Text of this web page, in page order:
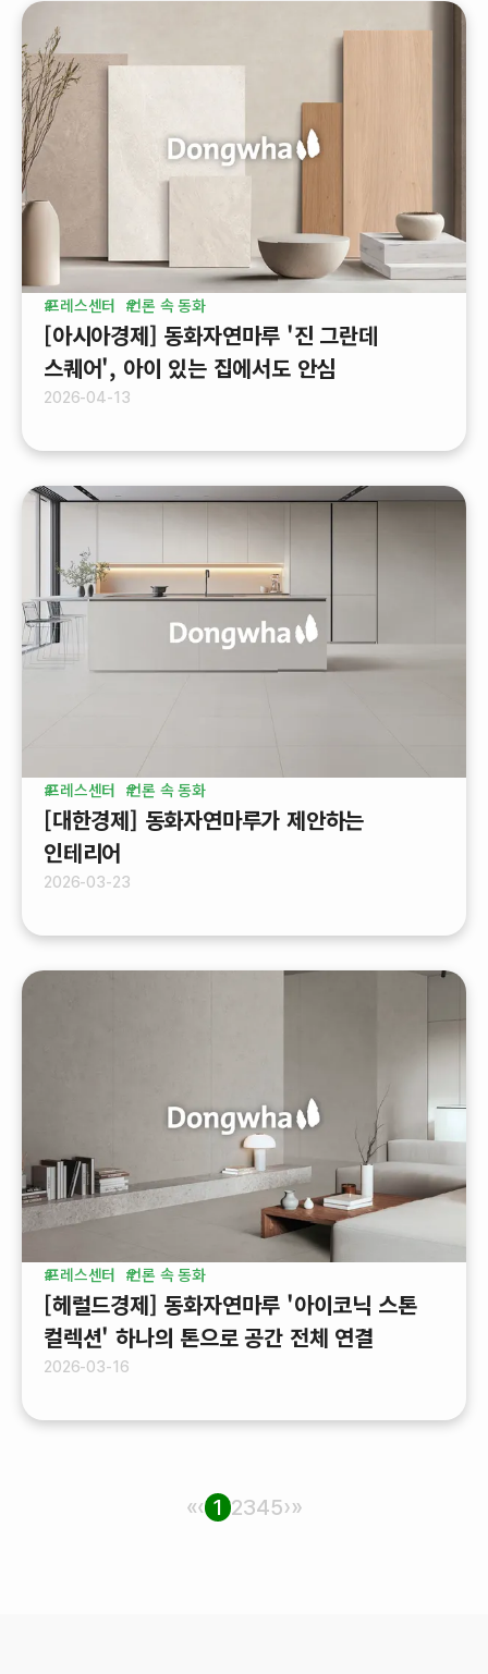
프레스센터 언론 속 동화
[아시아경제] 동화자연마루 '진 그란데
스퀘어', 아이 있는 집에서도 안심
2026-04-13
프레스센터 언론 속 동화
[대한경제] 동화자연마루가 제안하는
인테리어
2026-03-23
프레스센터 언론 속 동화
[헤럴드경제] 동화자연마루 '아이코닉 스톤
컬렉션' 하나의 톤으로 공간 전체 연결
2026-03-16
«‹ 1 2345›»